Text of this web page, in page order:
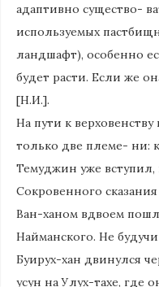
адаптивно существо-
используемых
ландшафт), особенно
будет расти. Если же
[Н.И.].
На пути к
только две племе- ни:
Темуджин уже
Сокровенного
Ван-ханом вдвоем
Найманского. Не
Буирух-хан двинулся
усун на Улух-тахе, где